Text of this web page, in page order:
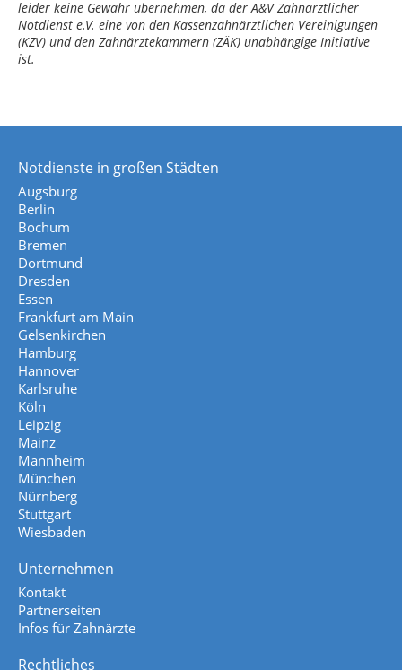
leider keine Gewähr übernehmen, da der A&V Zahnärztlicher
Notdienst e.V. eine von den Kassenzahnärztlichen Vereinigungen
(KZV) und den Zahnärztekammern (ZÄK) unabhängige Initiative
ist.
Notdienste in großen Städten
Augsburg
Berlin
Bochum
Bremen
Dortmund
Dresden
Essen
Frankfurt am Main
Gelsenkirchen
Hamburg
Hannover
Karlsruhe
Köln
Leipzig
Mainz
Mannheim
München
Nürnberg
Stuttgart
Wiesbaden
Unternehmen
Kontakt
Partnerseiten
Infos für Zahnärzte
Rechtliches